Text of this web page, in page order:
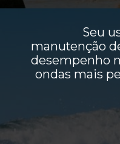
Seu
manutenção
desempenho
ondas mais